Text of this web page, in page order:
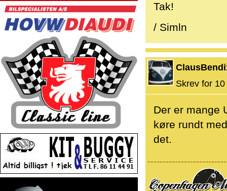
Tak!
/ Simln
Skrev for
Der er mange
køre rundt
det.